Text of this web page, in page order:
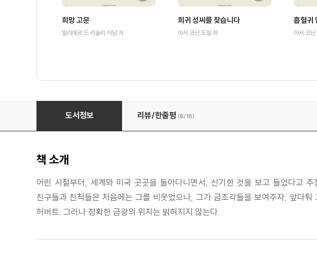
희망 고문
빌리에르 드 리슬리 아담 저
희귀 성씨를 찾습니다
아서 코난 도일 저
흡혈귀
아서 코난
거짓말 주식회사
도서정보 리뷰/한줄평 (8/18)
책 소개
어린 시절부터, 세계와 미국 곳곳을 돌아다니면서, 신기한 것을 보고 들었다고
친구들과 친척들은 처음에는 그를 비웃었으나, 그가 금조각들을 보여주자, 앞다
허버트. 그러나 정확한 금광의 위치는 밝혀지지 않는다.